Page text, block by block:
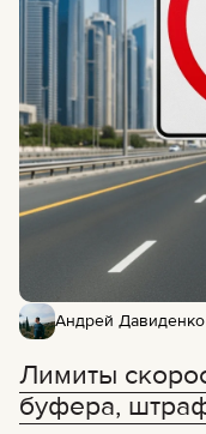
Андрей Давиденко
Лимиты
буфера,